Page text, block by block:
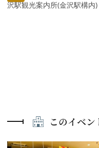
金沢駅観光案内所(金沢駅構内)
このイベ